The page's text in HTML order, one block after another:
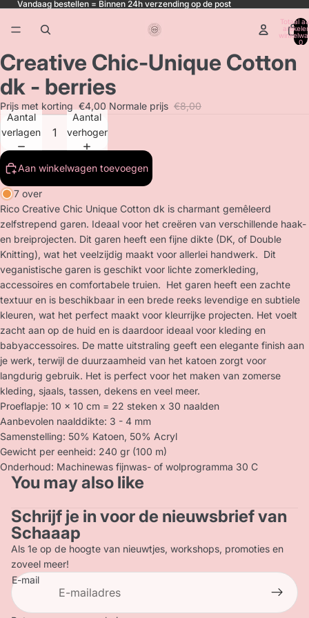
Vandaag bestellen = Binnen 24h verzending op de post
Totaal
0
Creative Chic-Unique Cotton
dk - berries
Prijs met korting €4,00 Normale prijs €8,00
Aantal
verlagen
Aantal
verhogen
Aan winkelwagen toevoegen
7 over
Rico Creative Chic Unique Cotton dk is charmant gemêleerd
zelfstrepend garen. Ideaal voor het creëren van verschillende haak-
en breiprojecten. Dit garen heeft een fijne dikte (DK, of Double
Knitting), wat het veelzijdig maakt voor allerlei handwerk. Dit
veganistische garen is geschikt voor lichte zomerkleding,
accessoires en comfortabele truien. Het garen heeft een zachte
textuur en is beschikbaar in een brede reeks levendige en subtiele
kleuren, wat het perfect maakt voor kleurrijke projecten. Het voelt
zacht aan op de huid en is daardoor ideaal voor kleding en
babyaccessoires. De matte uitstraling geeft een elegante finish aan
je werk, terwijl de duurzaamheid van het katoen zorgt voor
langdurig gebruik. Het is perfect voor het maken van zomerse
kleding, sjaals, tassen, dekens en veel meer.
Proeflapje: 10 x 10 cm = 22 steken x 30 naalden
Aanbevolen naalddikte: 3 - 4 mm
Samenstelling: 50% Katoen, 50% Acryl
Gewicht per eenheid: 240 gr (100 m)
Onderhoud: Machinewas fijnwas- of wolprogramma 30 C
You may also like
Schrijf je in voor de nieuwsbrief van
Schaaap
Als 1e op de hoogte van nieuwtjes, workshops, promoties en
zoveel meer!
E-mail
Privacybeleid
Terugbetalingsbeleid
Contactgegevens
Algemene voorwaarden